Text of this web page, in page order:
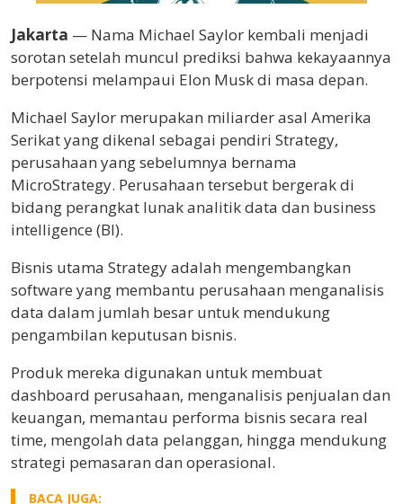
Jakarta — Nama Michael Saylor kembali menjadi
sorotan setelah muncul prediksi bahwa kekayaannya
berpotensi melampaui Elon Musk di masa depan.
Michael Saylor merupakan miliarder asal Amerika
Serikat yang dikenal sebagai pendiri Strategy,
perusahaan yang sebelumnya bernama
MicroStrategy. Perusahaan tersebut bergerak di
bidang perangkat lunak analitik data dan business
intelligence (BI).
Bisnis utama Strategy adalah mengembangkan
software yang membantu perusahaan menganalisis
data dalam jumlah besar untuk mendukung
pengambilan keputusan bisnis.
Produk mereka digunakan untuk membuat
dashboard perusahaan, menganalisis penjualan dan
keuangan, memantau performa bisnis secara real
time, mengolah data pelanggan, hingga mendukung
strategi pemasaran dan operasional.
BACA JUGA: